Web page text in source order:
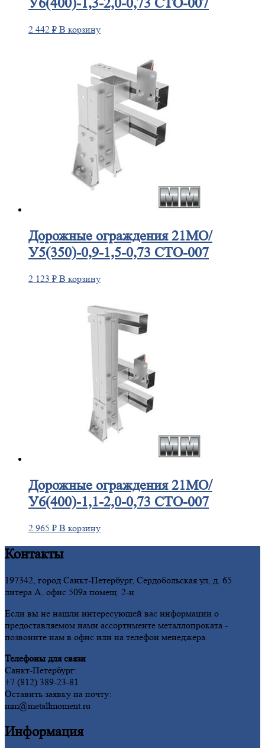
У6(400)-1,3-2,0-0,73 СТО-007
2 442 ₽ В корзину
Дорожные ограждения 21МО/
У5(350)-0,9-1,5-0,73 СТО-007
2 123 ₽ В корзину
Дорожные ограждения 21МО/
У6(400)-1,1-2,0-0,73 СТО-007
2 965 ₽ В корзину
Контакты
197342, город Санкт-Петербург, Сердобольская ул, д. 65
литера А, офис 509а помещ. 2-н
Если вы не нашли интересующей вас информации о
предоставляемом нами ассортименте металлопроката -
позвоните нам в офис или на телефон менеджера.
Телефоны для связи
Санкт-Петербург:
+7 (812) 389-23-81
Оставить заявку на почту:
mm@metallmoment.ru
Информация